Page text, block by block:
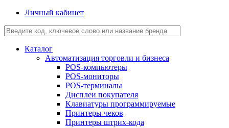
Личный кабинет
Каталог
Автоматизация торговли и бизнеса
POS-компьютеры
POS-мониторы
POS-терминалы
Дисплеи покупателя
Клавиатуры программируемые
Принтеры чеков
Принтеры штрих-кода